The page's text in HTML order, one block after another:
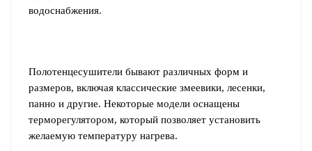
водоснабжения.
Полотенцесушители бывают различных форм и
размеров, включая классические змеевики, лесенки,
панно и другие. Некоторые модели оснащены
терморегулятором, который позволяет установить
желаемую температуру нагрева.